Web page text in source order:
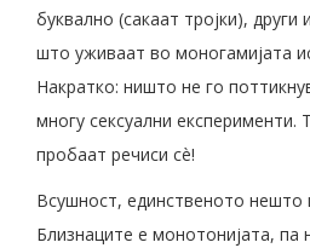
буквално (сакаат тројки),
што уживаат во моногамијата
Накратко: ништо не го
многу сексуални експерименти.
пробаат речиси сè!
Всушност, единственото нешто
Близнаците е монотонијата, па